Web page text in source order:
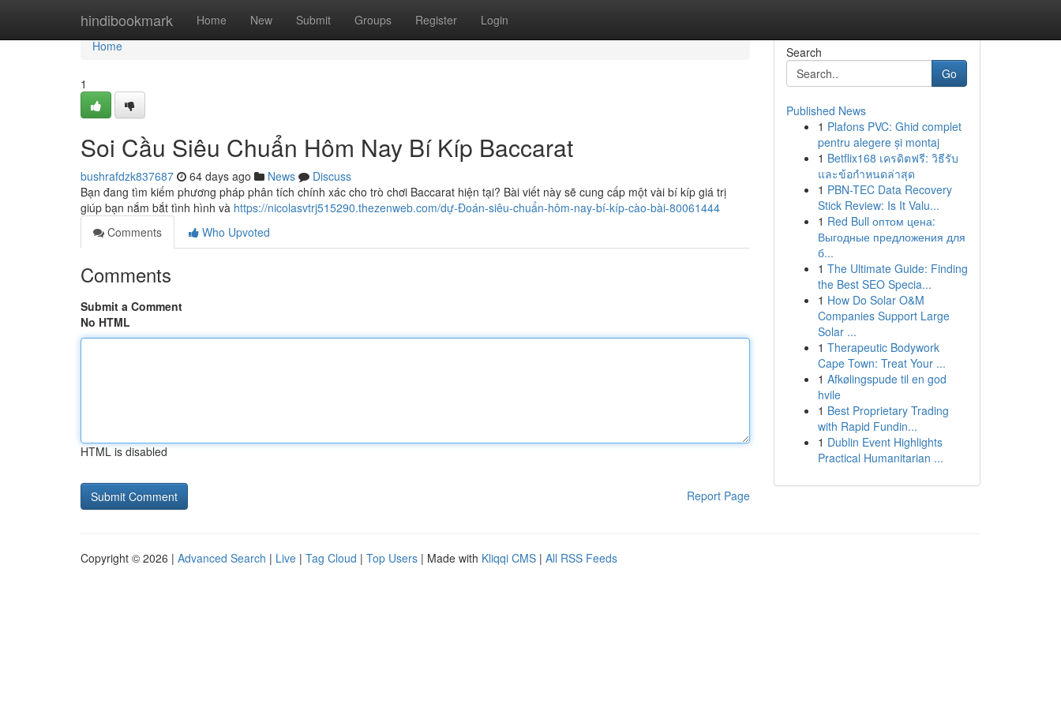
hindibookmark Home New Submit Groups Register Login
Home
Home
1
Soi Cầu Siêu Chuẩn Hôm Nay Bí Kíp Baccarat
bushrafdzk837687 64 days ago News
Discuss
Bạn đang tìm kiếm phương pháp phân tích chính xác cho trò chơi Baccarat hiện tại? Bài viết này sẽ cung cấp một vài bí kíp giá trị
giúp bạn nắm bắt tình hình và https://nicolasvtrj515290.thezenweb.com/dự-Đoán-siêu-chuẩn-hôm-nay-bí-kíp-cào-bài-80061444
Comments
Who Upvoted
Comments
Submit a Comment
No HTML
HTML is disabled
Report Page
Search
Go
Published News
1 Plafons PVC: Ghid complet
pentru alegere și montaj
1 Betflix168 เครดิตฟรี: วิธีรับ
และข้อกำหนดล่าสุด
1 PBN-TEC Data Recovery
Stick Review: Is It Valu...
1 Red Bull оптом цена:
Выгодные предложения для
б...
1 The Ultimate Guide: Finding
the Best SEO Specia...
1 How Do Solar O&M
Companies Support Large
Solar ...
1 Therapeutic Bodywork
Cape Town: Treat Your ...
1 Afkølingspude til en god
hvile
1 Best Proprietary Trading
with Rapid Fundin...
1 Dublin Event Highlights
Practical Humanitarian ...
Copyright © 2026 | Advanced Search | Live | Tag Cloud | Top Users | Made with Kliqqi CMS | All RSS Feeds